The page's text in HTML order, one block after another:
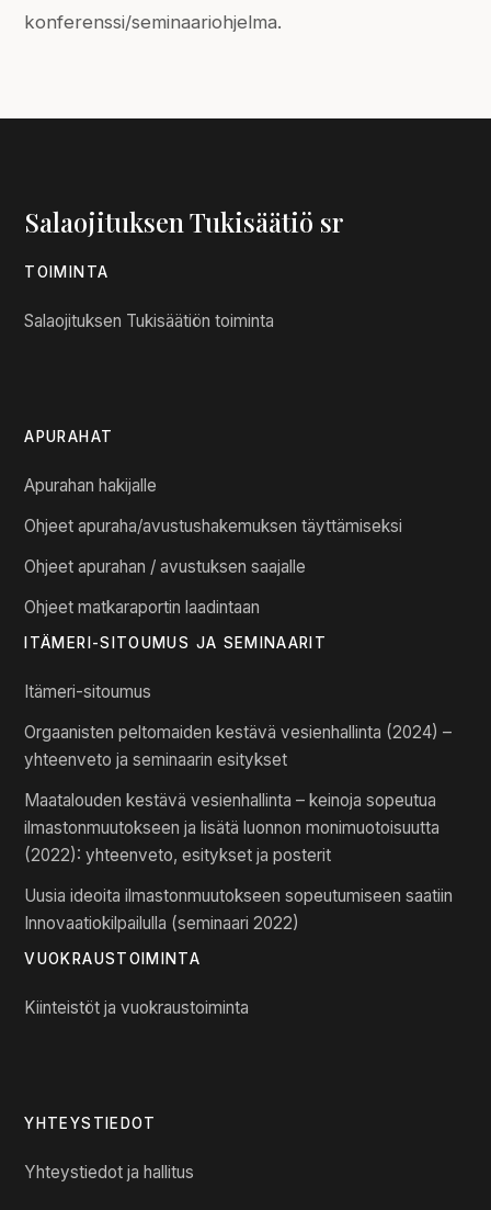
konferenssi/seminaariohjelma.
Salaojituksen Tukisäätiö sr
TOIMINTA
Salaojituksen Tukisäätiön toiminta
APURAHAT
Apurahan hakijalle
Ohjeet apuraha/avustushakemuksen täyttämiseksi
Ohjeet apurahan / avustuksen saajalle
Ohjeet matkaraportin laadintaan
ITÄMERI-SITOUMUS JA SEMINAARIT
Itämeri-sitoumus
Orgaanisten peltomaiden kestävä vesienhallinta (2024) –
yhteenveto ja seminaarin esitykset
Maatalouden kestävä vesienhallinta – keinoja sopeutua
ilmastonmuutokseen ja lisätä luonnon monimuotoisuutta
(2022): yhteenveto, esitykset ja posterit
Uusia ideoita ilmastonmuutokseen sopeutumiseen saatiin
Innovaatiokilpailulla (seminaari 2022)
VUOKRAUSTOIMINTA
Kiinteistöt ja vuokraustoiminta
YHTEYSTIEDOT
Yhteystiedot ja hallitus